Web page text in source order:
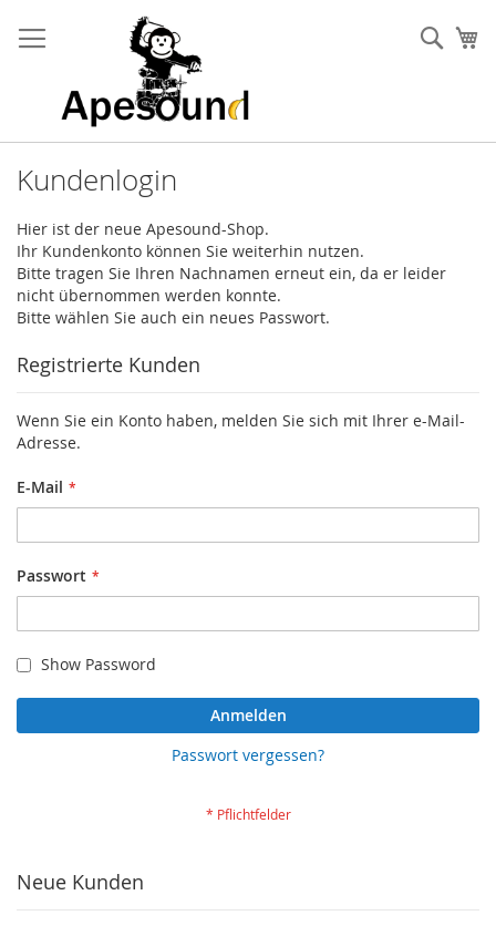
Inhalt
springen
Kundenlogin
Hier ist der neue Apesound-Shop.
Ihr Kundenkonto können Sie weiterhin nutzen.
Bitte tragen Sie Ihren Nachnamen erneut ein, da er leider
nicht übernommen werden konnte.
Bitte wählen Sie auch ein neues Passwort.
Registrierte Kunden
Wenn Sie ein Konto haben, melden Sie sich mit Ihrer e-Mail-
Adresse.
E-Mail
Passwort
Show Password
Anmelden
Passwort vergessen?
Neue Kunden